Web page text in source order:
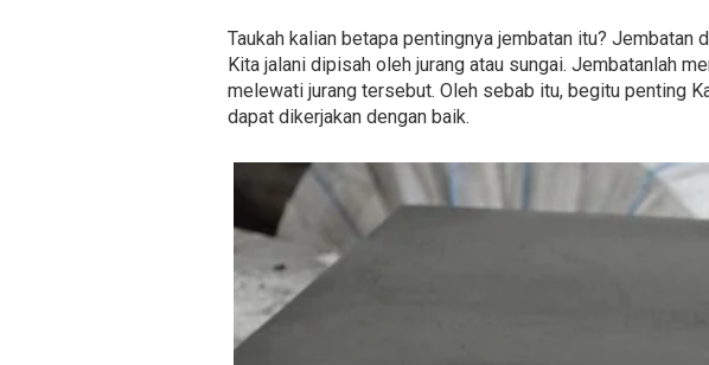
Taukah kalian betapa pentingnya jembatan itu? Jembatan
Kita jalani dipisah oleh jurang atau sungai. Jembatanlah
melewati jurang tersebut. Oleh sebab itu, begitu penting
dapat dikerjakan dengan baik.